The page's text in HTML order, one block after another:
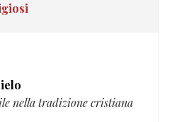
nella tradizione cristiana